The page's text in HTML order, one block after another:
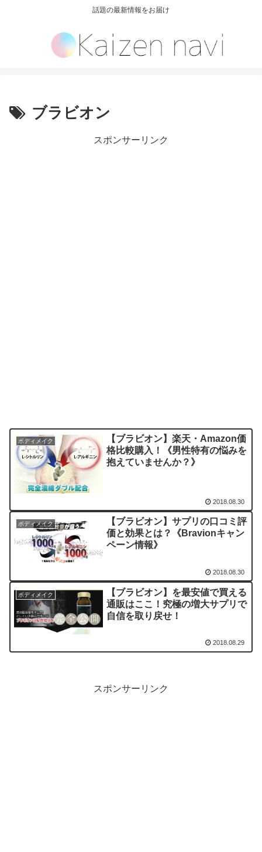
話題の最新情報をお届け
ブラビオン
スポンサーリンク
ボディメイク
【ブラビオン】楽天・Amazon価
格比較購入！《男性特有の悩みを
抱えていませんか？》
2018.08.30
ボディメイク
【ブラビオン】サプリの口コミ評
価と効果とは？《Bravionキャン
ペーン情報》
2018.08.30
ボディメイク
【ブラビオン】を最安値で買える
通販はここ！究極の増大サプリで
自信を取り戻せ！
2018.08.29
スポンサーリンク